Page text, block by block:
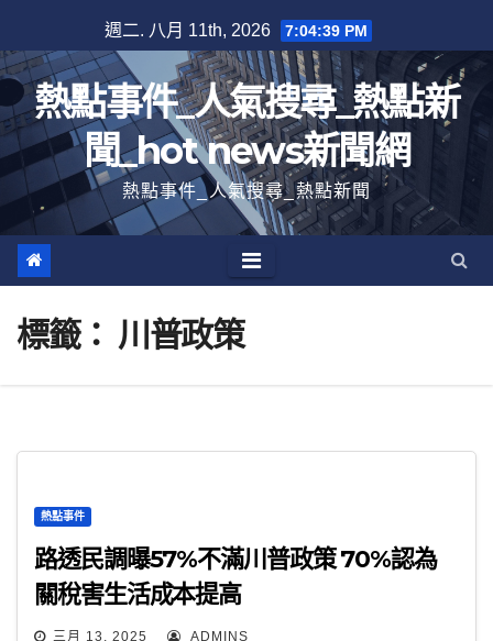
至
內
容
週二. 八月 11th, 2026 7:04:39 PM
熱點事件_人氣搜尋_熱點新
聞_hot news新聞網
熱點事件_人氣搜尋_熱點新聞
標籤： 川普政策
熱點事件
路透民調曝57%不滿川普政策 70%認為
關稅害生活成本提高
三月 13, 2025 ADMINS